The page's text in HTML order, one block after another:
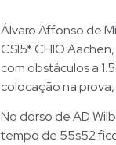
Álvaro Affonso de
CSI5* CHIO
com obstáculos a
colocação na
No dorso de AD
tempo de 55s52